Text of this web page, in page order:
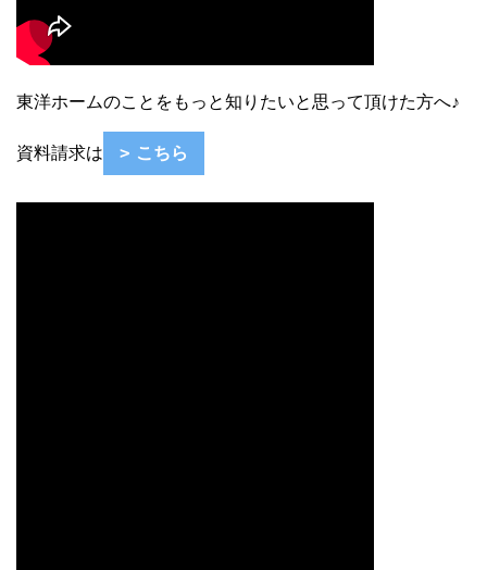
東洋ホームのことをもっと知りたいと思って頂けた方へ♪
資料請求は こちら